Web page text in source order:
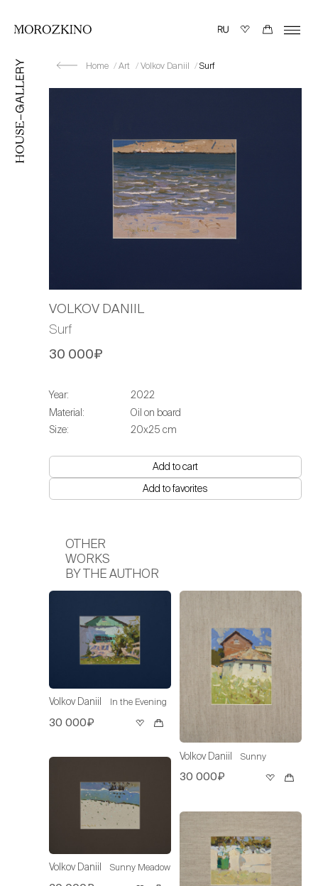
Home Art Volkov Daniil Surf
VOLKOV DANIIL
Surf
30 000₽
Year:
2022
Material:
Oil on board
Size:
20х25 cm
Add to cart
Add to favorites
OTHER
WORKS
BY THE AUTHOR
Volkov Daniil In the Evening
30 000₽
Volkov Daniil Sunny Meadow
Volkov Daniil Sunny
30 000₽